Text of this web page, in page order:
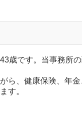
歳です。当事務所
ら、健康保険、年
す。